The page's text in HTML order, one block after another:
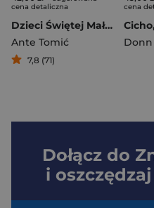
cena detaliczna
Dzieci Świętej Małgorzaty
Ante Tomić
7,8 (71)
cena
Dołącz do
i